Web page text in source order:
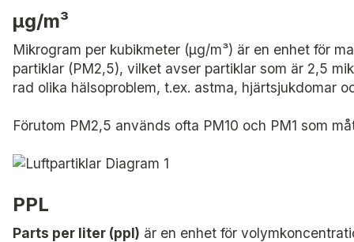
µg/m³
Mikrogram per kubikmeter (µg/m³) är en enhet för
partiklar (PM2,5), vilket avser partiklar som är 2,5
rad olika hälsoproblem, t.ex. astma, hjärtsjukdomar
Förutom PM2,5 används ofta PM10 och PM1 som
PPL
Parts per liter (ppl) är en enhet för